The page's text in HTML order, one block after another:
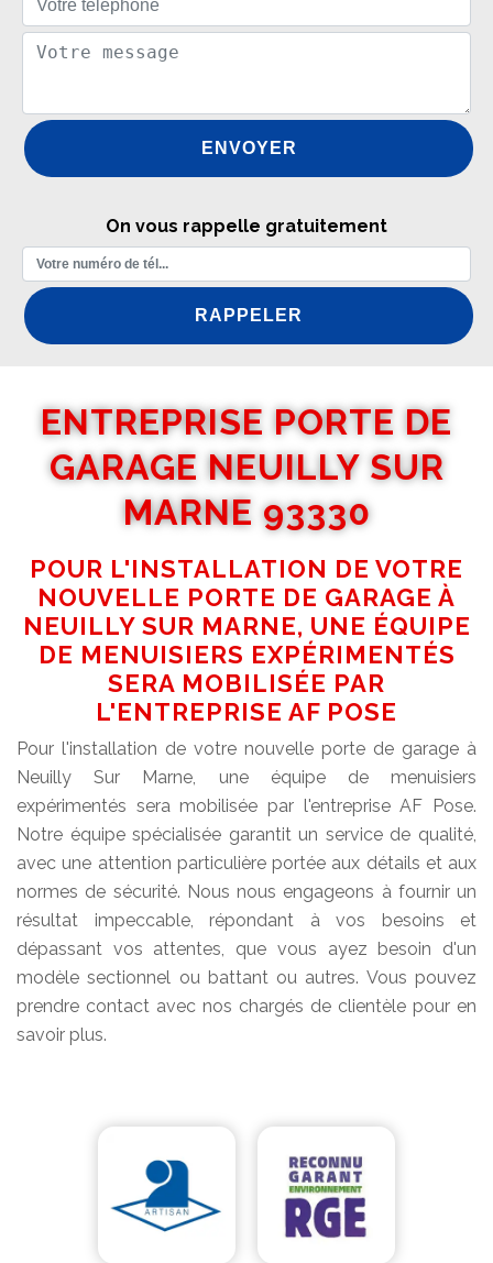
On vous rappelle gratuitement
ENTREPRISE PORTE DE
GARAGE NEUILLY SUR
MARNE 93330
POUR L'INSTALLATION DE VOTRE
NOUVELLE PORTE DE GARAGE À
NEUILLY SUR MARNE, UNE ÉQUIPE
DE MENUISIERS EXPÉRIMENTÉS
SERA MOBILISÉE PAR
L'ENTREPRISE AF POSE
Pour l'installation de votre nouvelle porte de garage à
Neuilly Sur Marne, une équipe de menuisiers
expérimentés sera mobilisée par l'entreprise AF Pose.
Notre équipe spécialisée garantit un service de qualité,
avec une attention particulière portée aux détails et aux
normes de sécurité. Nous nous engageons à fournir un
résultat impeccable, répondant à vos besoins et
dépassant vos attentes, que vous ayez besoin d'un
modèle sectionnel ou battant ou autres. Vous pouvez
prendre contact avec nos chargés de clientèle pour en
savoir plus.